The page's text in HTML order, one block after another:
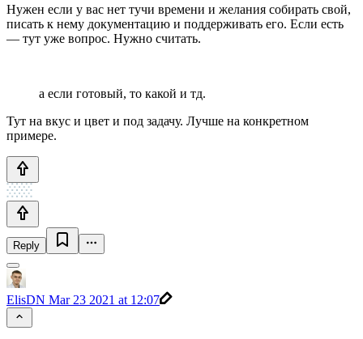
Нужен если у вас нет тучи времени и желания собирать свой,
писать к нему документацию и поддерживать его. Если есть
— тут уже вопрос. Нужно считать.
а если готовый, то какой и тд.
Тут на вкус и цвет и под задачу. Лучше на конкретном
примере.
Reply
ElisDN Mar 23 2021 at 12:07